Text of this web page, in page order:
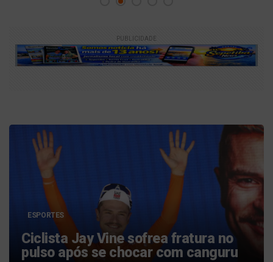
PUBLICIDADE
ESPORTES
Grêmio tenta último ato por Raphael
Veiga, mas ouve que foco está no
México